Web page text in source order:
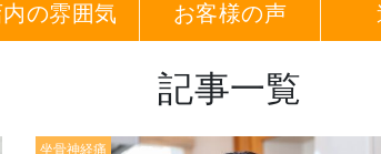
内の雰囲気 お客様の声
記事一覧
坐骨神経痛